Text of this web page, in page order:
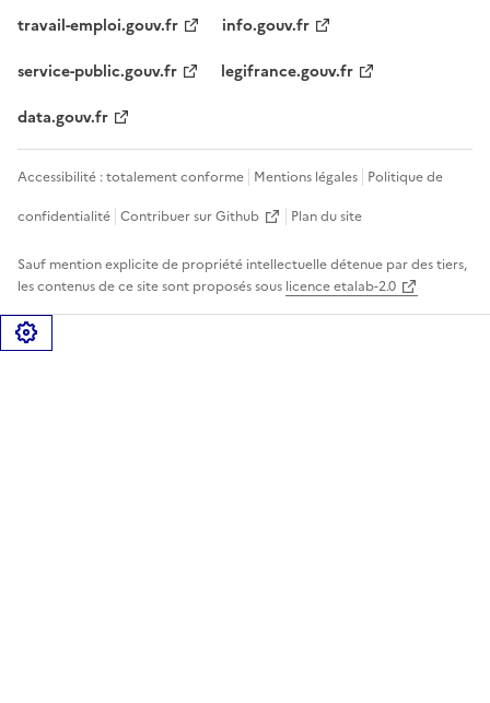
travail-emploi.gouv.fr
info.gouv.fr
service-public.gouv.fr
legifrance.gouv.fr
data.gouv.fr
Accessibilité : totalement conforme Mentions légales Politique de
confidentialité Contribuer sur Github Plan du site
Sauf mention explicite de propriété intellectuelle détenue par des tiers,
les contenus de ce site sont proposés sous licence etalab-2.0
Gérer les cookies